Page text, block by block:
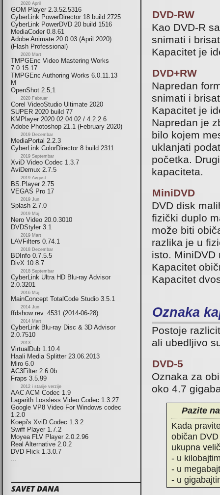
2020 April
GOM Player 2.3.52.5316
CyberLink PowerDirector 18 build 2725
CyberLink PowerDVD 20 build 1516
MediaCoder 0.8.61
Adobe Animate 20.0.03 (April 2020)
(Flash Professional)
2020 Mart
TMPGEnc Video Mastering Works
7.0.15.17
TMPGEnc Authoring Works 6.0.11.13
M
OpenShot 2.5,1
2020 Februar
Corel VideoStudio Ultimate 2020
SUPER 2020 build 77
KMPlayer 2020.02.04.02 / 4.2.2.6
Adobe Photoshop 21.1 (February 2020)
2019 Decembar
MediaPortal 2.2.3
CyberLink ColorDirector 8 build 2311
2019 Septembar
XviD Video Codec 1.3.7
AviDemux 2.7.5
2019 Avgust
BS.Player 2.75
VEGAS Pro 17
2019 Jun
Splash 2.7.0
2019 Maj
Nero Video 20.0.3010
DVDStyler 3.1
2019 Mart
LAVFilters 0.74.1
2018 Decembar
BDInfo 0.7.5.5
DivX 10.8.7
2018 Septembar
CyberLink Ultra HD Blu-ray Advisor
2.0.3201
2016 Maj
MainConcept TotalCode Studio 3.5.1
2014 Jun
ffdshow rev. 4531 (2014-06-28)
2014 Mart
CyberLink Blu-ray Disc & 3D Advisor
2.0.7510
2013.
VirtualDub 1.10.4
Haali Media Splitter 23.06.2013
Miro 6.0
AC3Filter 2.6.0b
Fraps 3.5.99
2012 i starije verzije
AAC ACM Codec 1.9
Lagarith Lossless Video Codec 1.3.27
Google VP8 Video For Windows codec
1.2.0
Koepi's XviD Codec 1.3.2
Swiff Player 1.7.2
Moyea FLV Player 2.0.2.96
Real Alternative 2.0.2
DVD Flick 1.3.0.7
...
SAVET DANA
DVD-RW
Kao DVD-R
snimati i
Kapacitet je
DVD+RW
Napredan
snimati i
Kapacitet je
Napredan je
bilo kojem
uklanjati
početka.
kapaciteta.
MiniDVD
DVD disk
fizički duplo
može biti
razlika je u
isto. MiniDVD
Kapacitet
Kapacitet
Oznaka
Postoje
ali ubedljivo
DVD-5
Oznaka za
oko 4.7
Pazite
Kada
običan
ukupna
- u
- u
- u